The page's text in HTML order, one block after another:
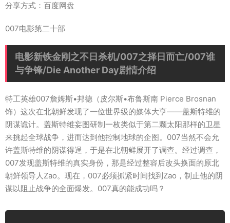
分享方式：百度网盘
007电影第二十部
电影新铁金刚之不日杀机/007之择日而亡/007谁
与争锋/Die Another Day剧情介绍
特工英雄007詹姆斯•邦德（皮尔斯•布鲁斯南 Pierce Brosnan
饰）这次在北朝鲜发现了一位世界级的媒体大亨——盖斯特维的
阴谋诡计。盖斯特维妄图研制一枚类似于第二颗太阳那样的卫星
来挑起全球战争，进而达到他控制地球的企图。007当然不会允
许盖斯特维的阴谋得逞，于是在北朝鲜展开了调查。经过调查，
007发现盖斯特维的真实身份，那是经过整容后改头换面的原北
朝鲜领导人Zao。现在，007必须抓紧时间找到Zao，制止他的阴
谋以阻止战争的全面爆发。007真的能成功吗？